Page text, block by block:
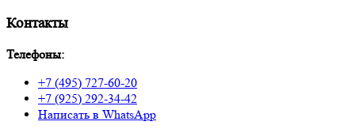
Контакты
Телефоны:
+7 (495) 727-60-20
+7 (925) 292-34-42
Написать в WhatsApp